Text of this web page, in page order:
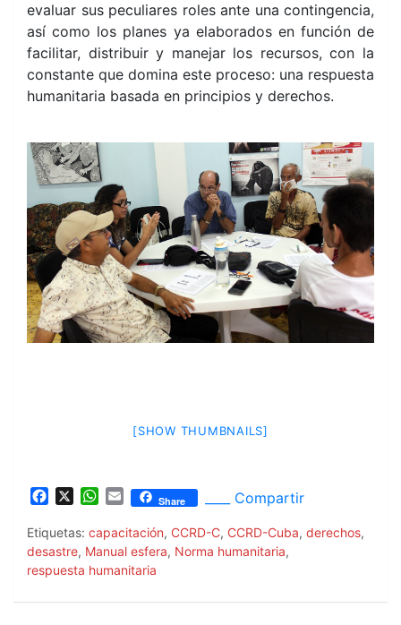
evaluar sus peculiares roles ante una contingencia,
así como los planes ya elaborados en función de
facilitar, distribuir y manejar los recursos, con la
constante que domina este proceso: una respuesta
humanitaria basada en principios y derechos.
[SHOW THUMBNAILS]
c
e
b
o
W
a
t
s
p
E
a
i
l
Share ____ Compartir
Etiquetas: capacitación, CCRD-C, CCRD-Cuba, derechos,
desastre, Manual esfera, Norma humanitaria,
respuesta humanitaria